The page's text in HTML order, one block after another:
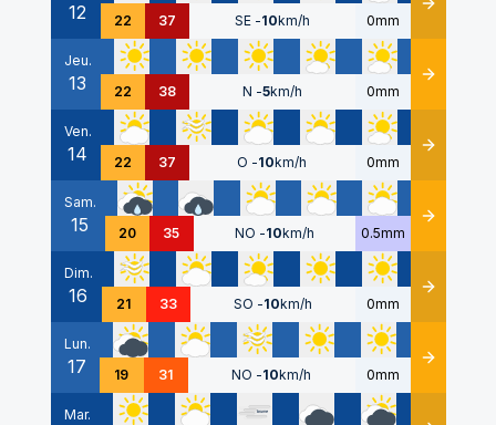
12 22 37 SE -10km/h 0mm Détails
Jeu.
13 22 38 N -5km/h 0mm Détails
Ven.
14 22 37 O -10km/h 0mm Détails
Sam.
15 20 35 NO -10km/h 0.5mm Détails
Dim.
16 21 33 SO -10km/h 0mm Détails
Lun.
17 19 31 NO -10km/h 0mm Détails
Mar.